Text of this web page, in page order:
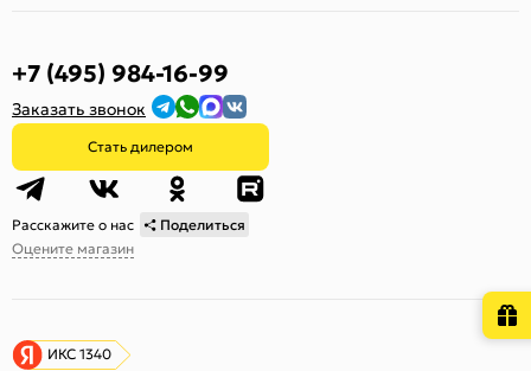
+7 (495) 984-16-99
Заказать звонок
Стать дилером
Расскажите о нас
Поделиться
Оцените магазин
ИКС 1340